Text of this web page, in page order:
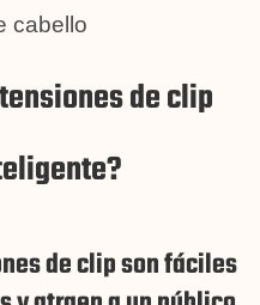
de clip
de clip son fáciles